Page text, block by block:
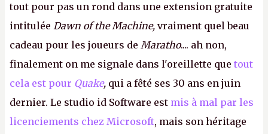
tout pour pas un rond dans une extension gratuite
intitulée Dawn of the Machine, vraiment quel beau
cadeau pour les joueurs de Maratho.... ah non,
finalement on me signale dans l'oreillette que tout
cela est pour Quake, qui a fêté ses 30 ans en juin
dernier. Le studio id Software est mis à mal par les
licenciements chez Microsoft, mais son héritage